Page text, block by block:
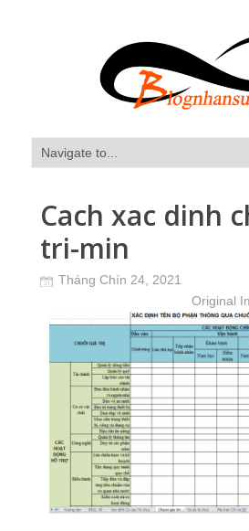
Cach xac dinh
tri-min
Tháng Chín 24, 2021
Original